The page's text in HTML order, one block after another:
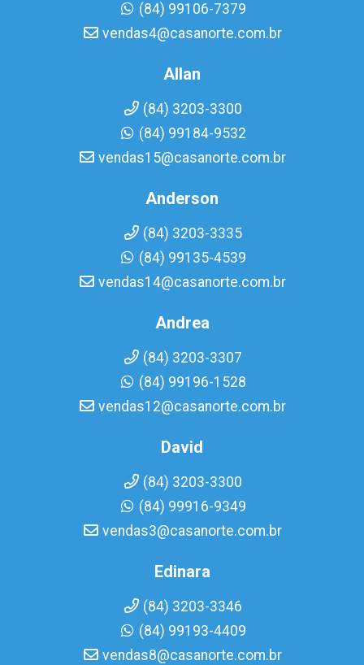
(84) 99106-7379
vendas4@casanorte.com.br
Allan
(84) 3203-3300
(84) 99184-9532
vendas15@casanorte.com.br
Anderson
(84) 3203-3335
(84) 99135-4539
vendas14@casanorte.com.br
Andrea
(84) 3203-3307
(84) 99196-1528
vendas12@casanorte.com.br
David
(84) 3203-3300
(84) 99916-9349
vendas3@casanorte.com.br
Edinara
(84) 3203-3346
(84) 99193-4409
vendas8@casanorte.com.br